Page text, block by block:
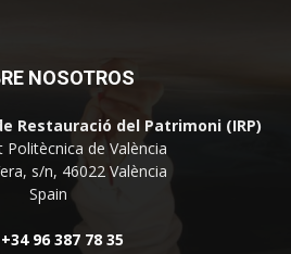
NOSOTROS
Restauració del Patrimoni (IRP)
Politècnica de València
s/n, 46022 València
Spain
+34 96 387 78 35